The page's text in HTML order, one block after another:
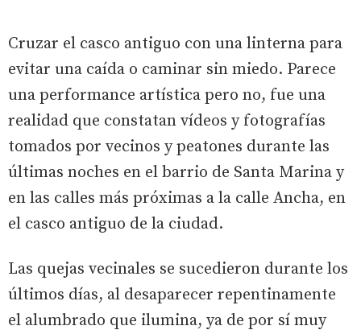
Cruzar el casco antiguo con una linterna para
evitar una caída o caminar sin miedo. Parece
una performance artística pero no, fue una
realidad que constatan vídeos y fotografías
tomados por vecinos y peatones durante las
últimas noches en el barrio de Santa Marina y
en las calles más próximas a la calle Ancha, en
el casco antiguo de la ciudad.
Las quejas vecinales se sucedieron durante los
últimos días, al desaparecer repentinamente
el alumbrado que ilumina, ya de por sí muy